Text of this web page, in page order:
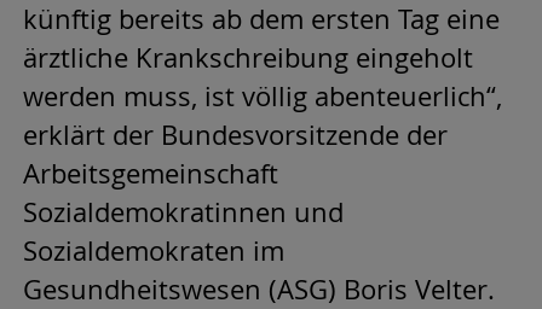
künftig bereits ab dem ersten Tag eine
ärztliche Krankschreibung eingeholt
werden muss, ist völlig abenteuerlich“,
erklärt der Bundesvorsitzende der
Arbeitsgemeinschaft
Sozialdemokratinnen und
Sozialdemokraten im
Gesundheitswesen (ASG) Boris Velter.